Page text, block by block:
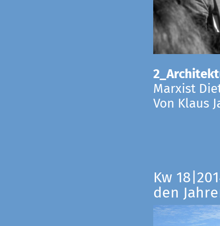
Marxist
Von Klaus
Kw
den